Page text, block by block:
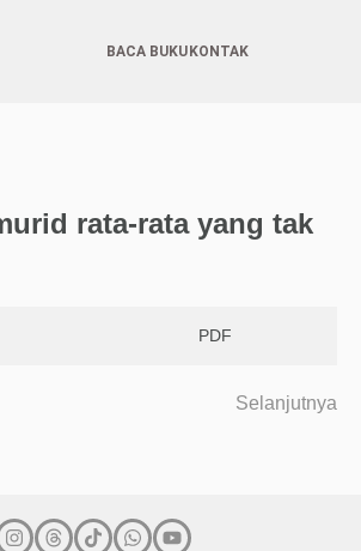
BACA BUKU KONTAK
rata-rata yang tak
PDF
Selanjutnya